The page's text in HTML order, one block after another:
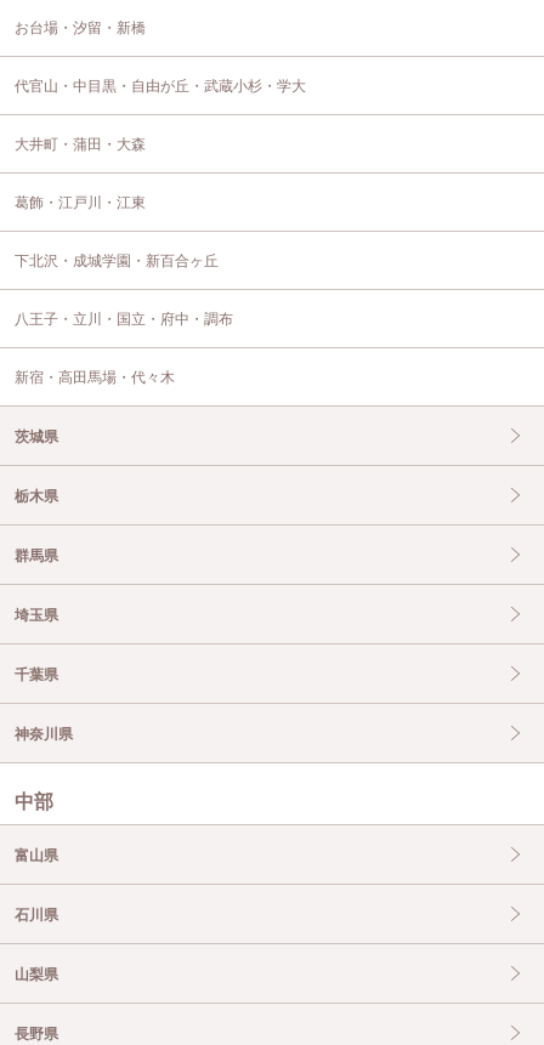
お台場・汐留・新橋
代官山・中目黒・自由が丘・武蔵小杉・学大
大井町・蒲田・大森
葛飾・江戸川・江東
下北沢・成城学園・新百合ヶ丘
八王子・立川・国立・府中・調布
新宿・高田馬場・代々木
茨城県
栃木県
群馬県
埼玉県
千葉県
神奈川県
中部
富山県
石川県
山梨県
長野県